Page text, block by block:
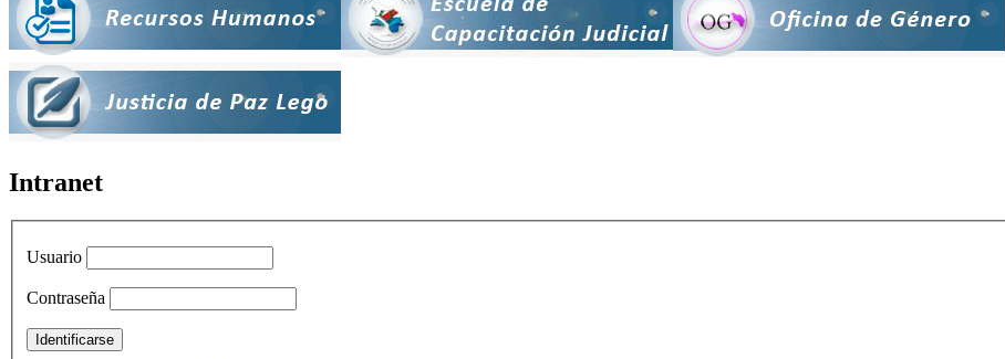
Intranet
Usuario
Contraseña